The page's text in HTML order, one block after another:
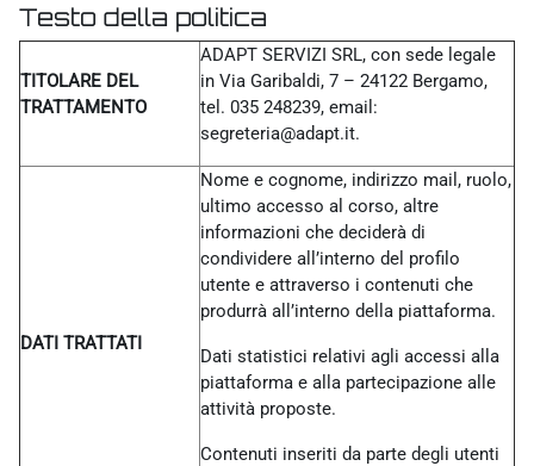
Testo della politica
TITOLARE DEL
TRATTAMENTO
ADAPT SERVIZI SRL, con sede legale
in Via Garibaldi, 7 – 24122 Bergamo,
tel. 035 248239, email:
segreteria@adapt.it.
DATI TRATTATI
Nome e cognome, indirizzo mail, ruolo,
ultimo accesso al corso, altre
informazioni che deciderà di
condividere all’interno del profilo
utente e attraverso i contenuti che
produrrà all’interno della piattaforma.
Dati statistici relativi agli accessi alla
piattaforma e alla partecipazione alle
attività proposte.
Contenuti inseriti da parte degli utenti